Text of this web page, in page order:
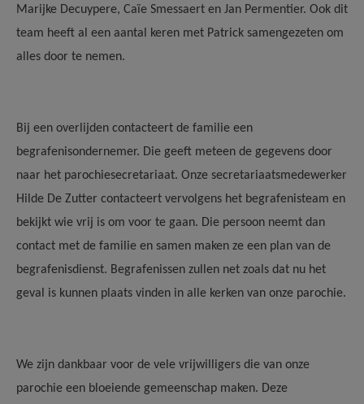
Marijke Decuypere, Caïe Smessaert en Jan Permentier. Ook dit
team heeft al een aantal keren met Patrick samengezeten om
alles door te nemen.
Bij een overlijden contacteert de familie een
begrafenisondernemer. Die geeft meteen de gegevens door
naar het parochiesecretariaat. Onze secretariaatsmedewerker
Hilde De Zutter contacteert vervolgens het begrafenisteam en
bekijkt wie vrij is om voor te gaan. Die persoon neemt dan
contact met de familie en samen maken ze een plan van de
begrafenisdienst. Begrafenissen zullen net zoals dat nu het
geval is kunnen plaats vinden in alle kerken van onze parochie.
We zijn dankbaar voor de vele vrijwilligers die van onze
parochie een bloeiende gemeenschap maken. Deze